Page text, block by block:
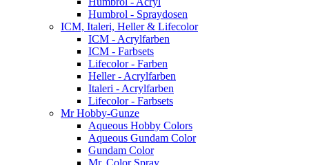
Humbrol - Spraydosen
ICM, Italeri, Heller & Lifecolor
ICM - Acrylfarben
ICM - Farbsets
Lifecolor - Farben
Heller - Acrylfarben
Italeri - Acrylfarben
Lifecolor - Farbsets
Mr Hobby-Gunze
Aqueous Hobby Colors
Aqueous Gundam Color
Gundam Color
Mr. Color Spray